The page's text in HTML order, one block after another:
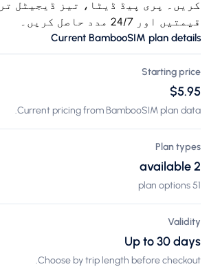
کریں۔ پری پیڈ ڈیٹا، تیز ڈیجیٹل
قیمتیں اور 24/7 مدد حاصل کریں۔
Current BambooSIM plan details
Starting price
$5.95
Current pricing from BambooSIM plan data.
Plan types
2 available
51 plan options
Validity
Up to 30 days
Choose by trip length before checkout.